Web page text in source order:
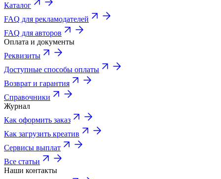
Каталог
FAQ для рекламодателей
FAQ для авторов
Оплата и документы
Реквизиты
Доступные способы оплаты
Возврат и гарантия
Справочники
Журнал
Как оформить заказ
Как загрузить креатив
Сервисы выплат
Все статьи
Наши контакты